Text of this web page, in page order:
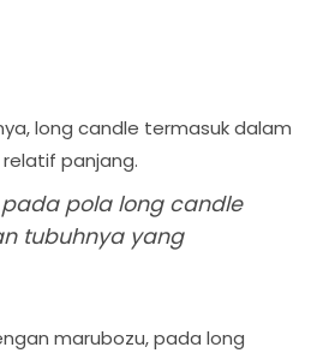
long candle termasuk dalam
panjang.
pola long candle
tubuhnya yang
marubozu, pada long